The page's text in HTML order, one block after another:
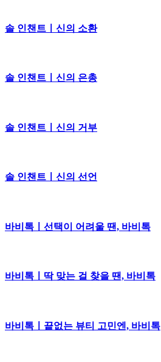
솔 인챈트ㅣ신의 소환
솔 인챈트ㅣ신의 은총
솔 인챈트ㅣ신의 거부
솔 인챈트ㅣ신의 선언
바비톡ㅣ선택이 어려울 땐, 바비톡
바비톡ㅣ딱 맞는 걸 찾을 땐, 바비톡
바비톡ㅣ끝없는 뷰티 고민엔, 바비톡